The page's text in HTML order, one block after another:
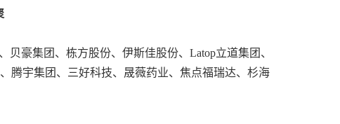
豪集团、栋方股份、伊斯佳股份、Latop立道集团、
腾宇集团、三好科技、晟薇药业、焦点福瑞达、杉海